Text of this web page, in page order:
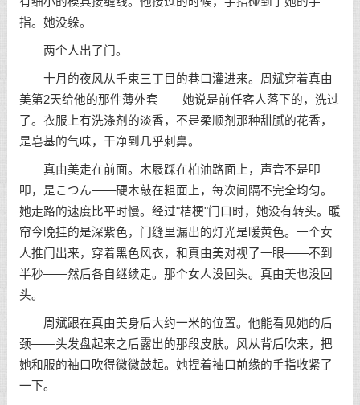
指。她没躲。
两个人出了门。
十月的夜风从千束三丁目的巷口灌进来。周斌穿着真由
美第2天给他的那件薄外套——她说是前任客人落下的，洗过
了。衣服上有洗涤剂的淡香，不是柔顺剂那种甜腻的花香，
是皂基的气味，干净到几乎刺鼻。
真由美走在前面。木屐踩在柏油路面上，声音不是叩
叩，是こつん——硬木敲在粗面上，每次间隔不完全均匀。
她走路的速度比平时慢。经过"桔梗"门口时，她没有转头。暖
帘今晚挂的是深紫色，门缝里漏出的灯光是暖黄色。一个女
人推门出来，穿着黑色风衣，和真由美对视了一眼——不到
半秒——然后各自继续走。那个女人没回头。真由美也没回
头。
周斌跟在真由美身后大约一米的位置。他能看见她的后
颈——头发盘起来之后露出的那段皮肤。风从背后吹来，把
她和服的袖口吹得微微鼓起。她捏着袖口前缘的手指收紧了
一下。